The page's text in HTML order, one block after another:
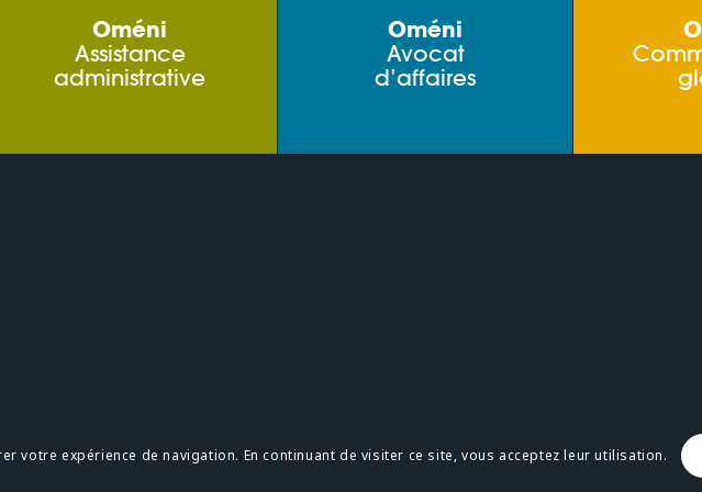
Oméni
Assistance
administrative
Oméni
Avocat
d’affaires
votre expérience de navigation. En continuant de visiter ce site, vous acceptez leur utilisation.